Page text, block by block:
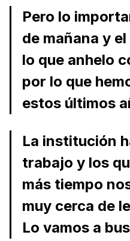
Pero lo
de mañana y
lo que anhelo
por lo que
estos últimos
La institución
trabajo y los
más tiempo
muy cerca de
Lo vamos a